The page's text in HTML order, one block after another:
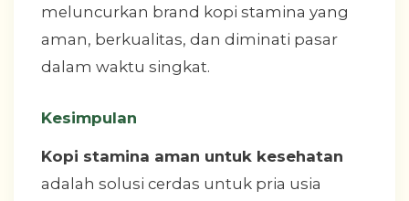
meluncurkan brand kopi stamina yang
aman, berkualitas, dan diminati pasar
dalam waktu singkat.
Kesimpulan
Kopi stamina aman untuk kesehatan
adalah solusi cerdas untuk pria usia